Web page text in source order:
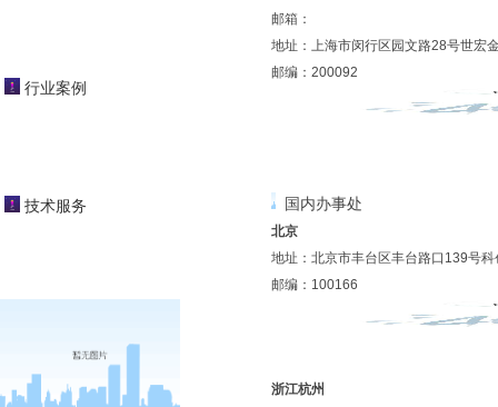
行业案例
技术服务
邮箱：
地址：上海市闵行区园文路28号世宏
邮编：200092
国内办事处
北京
地址：北京市丰台区丰台路口139号
邮编：100166
浙江杭州